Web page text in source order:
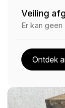
Veiling
Er kan
Ontdek